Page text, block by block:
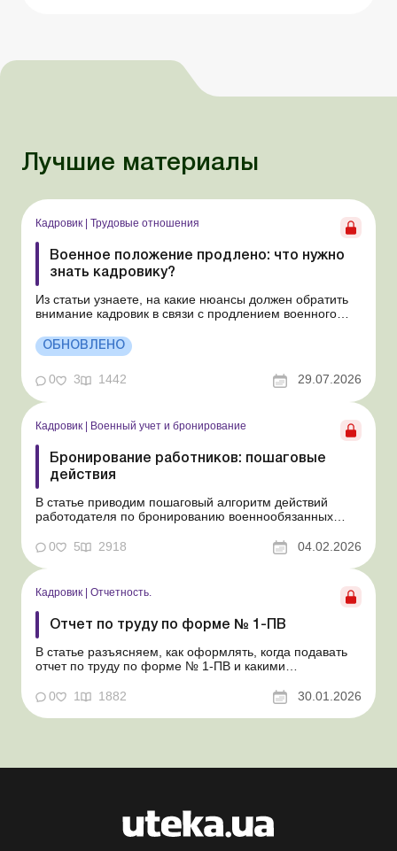
Лучшие материалы
Кадровик Трудовые отношения
Военное положение продлено: что нужно
знать кадровику?
Из статьи узнаете, на какие нюансы должен обратить
внимание кадровик в связи с продлением военного
продлено военное положение и мобилизация сроком
на 90 суток: с 2 августа 2026 года по 31 октября 2026
года. Рассмотрим особенности организации трудовы...
ОБНОВЛЕНО
0 3 1442 29.07.2026
Кадровик | Военный учет и бронирование
Бронирование работников: пошаговые
действия
В статье приводим пошаговый алгоритм действий
работодателя по бронированию военнообязанных
положения бронирование работников является одной
из важных задач работодателя, ведь это позволяет
предприятию работать благодаря необходимому
количеству персонала. Но ...
0 5 2918 04.02.2026
Кадровик | Отчетность.
Отчет по труду по форме № 1-ПВ
В статье разъясняем, как оформлять, когда подавать
отчет по труду по форме № 1-ПВ и какими
Учитывая что с 05.07.2025 возобновлено обязательное
представление статистической и финансовой
отчетности для всех предприятий, учреждений,
0 1 1882 30.01.2026